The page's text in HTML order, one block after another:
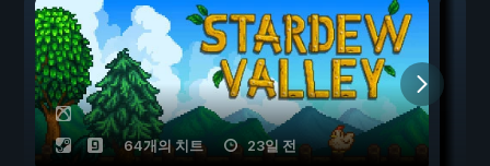
64개의 치트 23일 전